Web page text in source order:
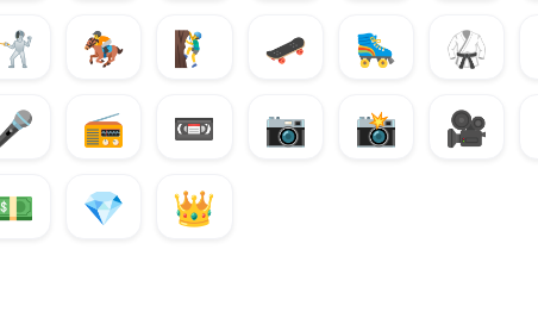
🏇 🧗‍♂️ 🛹 🛼 🥋
📻 📼 📷 📸 🎥
💎 👑